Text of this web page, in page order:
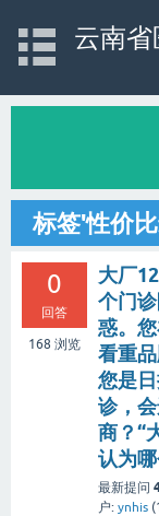
云南
标签'性价
0
回答
168 浏览
大厂
个门
惑。
看重
您是
诊，
商？“
认为
最新提问
户: ynhis (